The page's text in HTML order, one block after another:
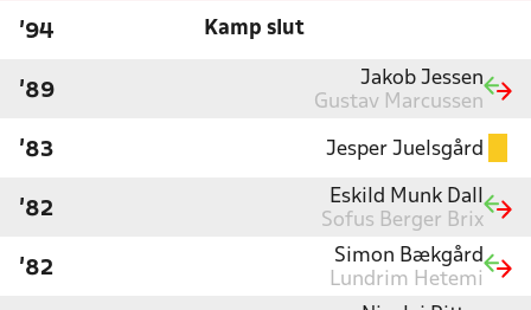
'94 Kamp slut
'89
Jakob Jessen
Gustav Marcussen
'83 Jesper Juelsgård
'82
Eskild Munk Dall
Sofus Berger Brix
'82
Simon Bækgård
Lundrim Hetemi